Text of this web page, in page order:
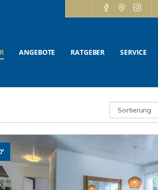
ANGEBOTE RATGEBER SERVICE